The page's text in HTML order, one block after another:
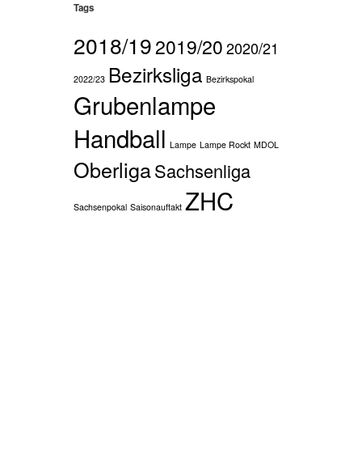
Tags
2018/192019/202020/21
2022/23 Bezirksliga Bezirkspokal
Grubenlampe
Handball Lampe Lampe Rockt MDOL
OberligaSachsenliga
Sachsenpokal Saisonauftakt ZHC